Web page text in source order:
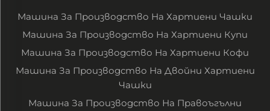
Машина За Производство На Хартиени Чашки
Машина За Производство На Хартиени Купи
Машина За Производство На Хартиени Кофи
Машина За Производство На Двойни Хартиени
Чашки
Машина За Производство На Правоъгълни